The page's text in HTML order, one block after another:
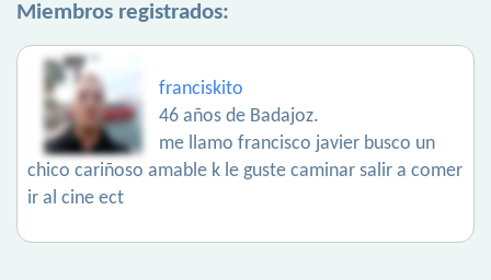
Miembros registrados:
franciskito
46 años de Badajoz.
me llamo francisco javier busco un
chico cariñoso amable k le guste caminar salir a comer
ir al cine ect